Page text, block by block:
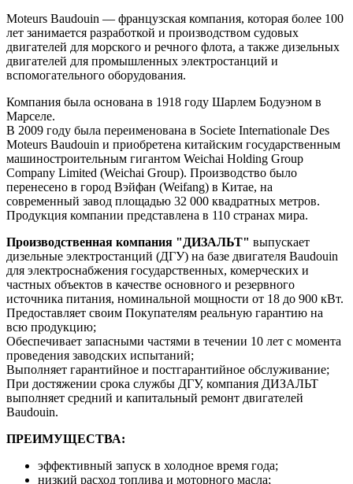
Moteurs Baudouin — французская компания, которая более 100
лет занимается разработкой и производством судовых
двигателей для морского и речного флота, а также дизельных
двигателей для промышленных электростанций и
вспомогательного оборудования.
Компания была основана в 1918 году Шарлем Бодуэном в
Марселе.
В 2009 году была переименована в Societe Internationale Des
Moteurs Baudouin и приобретена китайским государственным
машиностроительным гигантом Weichai Holding Group
Company Limited (Weichai Group). Производство было
перенесено в город Вэйфан (Weifang) в Китае, на
современный завод площадью 32 000 квадратных метров.
Продукция компании представлена в 110 странах мира.
Производственная компания "ДИЗАЛЬТ" выпускает
дизельные электростанций (ДГУ) на базе двигателя Baudouin
для электроснабжения государственных, комерческих и
частных объектов в качестве основного и резервного
источника питания, номинальной мощности от 18 до 900 кВт.
Предоставляет своим Покупателям реальную гарантию на
всю продукцию;
Обеспечивает запасными частями в течении 10 лет с момента
проведения заводских испытаний;
Выполняет гарантийное и постгарантийное обслуживание;
При достяжении срока службы ДГУ, компания ДИЗАЛЬТ
выполняет средний и капитальный ремонт двигателей
Baudouin.
ПРЕИМУЩЕСТВА:
эффективный запуск в холодное время года;
низкий расход топлива и моторного масла;